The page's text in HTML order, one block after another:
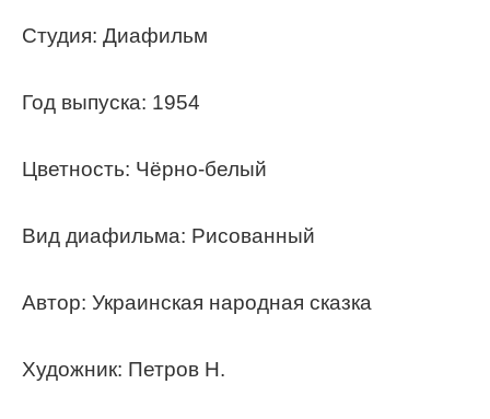
Студия: Диафильм
Год выпуска: 1954
Цветность: Чёрно-белый
Вид диафильма: Рисованный
Автор: Украинская народная сказка
Художник: Петров Н.